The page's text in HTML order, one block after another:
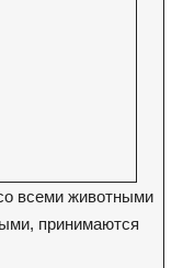
всеми животными
принимаются